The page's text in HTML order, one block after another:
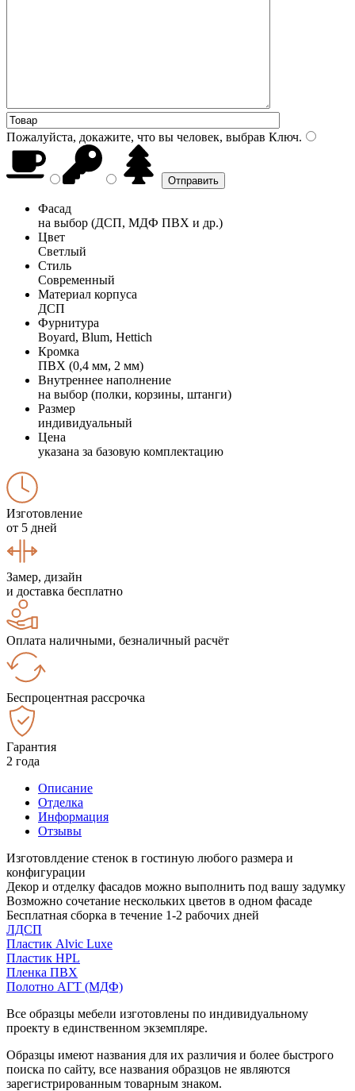
Пожалуйста, докажите, что вы человек, выбрав Ключ.
Фасад
на выбор (ДСП, МДФ ПВХ и др.)
Цвет
Светлый
Стиль
Современный
Материал корпуса
ДСП
Фурнитура
Boyard, Blum, Hettich
Кромка
ПВХ (0,4 мм, 2 мм)
Внутреннее наполнение
на выбор (полки, корзины, штанги)
Размер
индивидуальный
Цена
указана за базовую комплектацию
Изготовление
от 5 дней
Замер, дизайн
и доставка бесплатно
Оплата наличными, безналичный расчёт
Беспроцентная рассрочка
Гарантия
2 года
Описание
Отделка
Информация
Отзывы
Изготовлдение стенок в гостиную любого размера и
конфигурации
Декор и отделку фасадов можно выполнить под вашу задумку
Возможно сочетание нескольких цветов в одном фасаде
Бесплатная сборка в течение 1-2 рабочих дней
ЛДСП
Пластик Alvic Luxe
Пластик HPL
Пленка ПВХ
Полотно АГТ (МДФ)
Все образцы мебели изготовлены по индивидуальному
проекту в единственном экземпляре.
Образцы имеют названия для их различия и более быстрого
поиска по сайту, все названия образцов не являются
зарегистрированным товарным знаком.